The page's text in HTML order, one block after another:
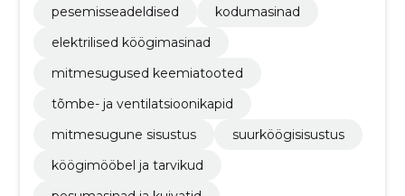
pesemisseadeldised
kodumasinad
elektrilised köögimasinad
mitmesugused keemiatooted
tõmbe- ja ventilatsioonikapid
mitmesugune sisustus
suurköögisisustus
köögimööbel ja tarvikud